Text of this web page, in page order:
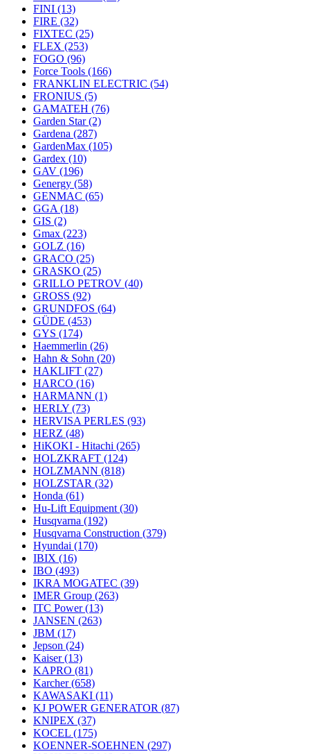
FINI (13)
FIRE (32)
FIXTEC (25)
FLEX (253)
FOGO (96)
Force Tools (166)
FRANKLIN ELECTRIC (54)
FRONIUS (5)
GAMATEH (76)
Garden Star(2)
Gardena (287)
GardenMax (105)
Gardex (10)
GAV (196)
Genergy (58)
GENMAC (65)
GGA (18)
GIS (2)
Gmax (223)
GOLZ (16)
GRACO (25)
GRASKO (25)
GRILLO PETROV (40)
GROSS (92)
GRUNDFOS (64)
GÜDE (453)
GYS (174)
Haemmerlin (26)
Hahn & Sohn (20)
HAKLIFT (27)
HARCO (16)
HARMANN (1)
HERLY (73)
HERVISA PERLES (93)
HERZ (48)
HiKOKI - Hitachi (265)
HOLZKRAFT (124)
HOLZMANN (818)
HOLZSTAR (32)
Honda (61)
Hu-Lift Equipment (30)
Husqvarna (192)
Husqvarna Construction (379)
Hyundai (170)
IBIX (16)
IBO (493)
IKRA MOGATEC (39)
IMER Group (263)
ITC Power(13)
JANSEN (263)
JBM (17)
Jepson (24)
Kaiser(13)
KAPRO (81)
Karcher(658)
KAWASAKI (11)
KJ POWER GENERATOR (87)
KNIPEX (37)
KOCEL (175)
KOENNER-SOEHNEN (297)